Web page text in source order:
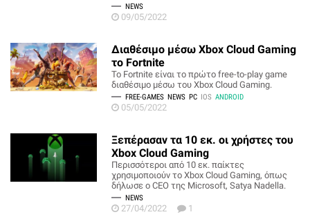
NEWS
09/05/2022
Διαθέσιμο μέσω Xbox Cloud Gaming
το Fortnite
Το Fortnite είναι το πρώτο free-to-play game
διαθέσιμο μέσω του Xbox Cloud Gaming.
FREE-GAMES NEWS PC IOS ANDROID
05/05/2022
Ξεπέρασαν τα 10 εκ. οι χρήστες του
Xbox Cloud Gaming
Περισσότεροι από 10 εκ. παίκτες
χρησιμοποιούν το Xbox Cloud Gaming, όπως
δήλωσε ο CEO της Microsoft, Satya Nadella.
NEWS
27/04/2022 1